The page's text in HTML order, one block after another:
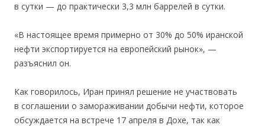
в сутки — до практически 3,3 млн баррелей в сутки.
«В настоящее время примерно от 30% до 50% иранской
нефти экспортируется на европейский рынок», —
разъяснил он.
Как говорилось, Иран принял решение не участвовать
в соглашении о замораживании добычи нефти, которое
обсуждается на встрече 17 апреля в Дохе, так как